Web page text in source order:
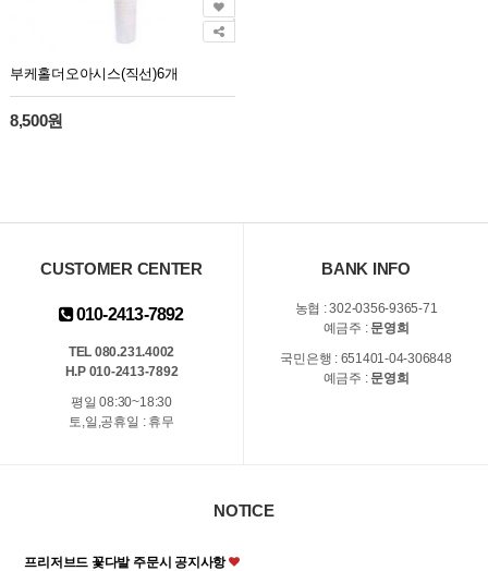
부케홀더오아시스(직선)6개
8,500원
CUSTOMER CENTER
010-2413-7892
TEL 080.231.4002
H.P 010-2413-7892
평일 08:30~18:30
토,일,공휴일 : 휴무
BANK INFO
농협 : 302-0356-9365-71
예금주 : 문영희
국민은행 : 651401-04-306848
예금주 : 문영희
NOTICE
프리저브드 꽃다발 주문시 공지사항